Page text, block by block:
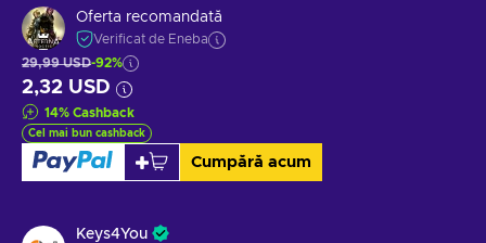
Oferta recomandată
Verificat de Eneba
29,99 USD-92%
2,32 USD
14% Cashback
Cel mai bun cashback
Cumpără acum
Keys4You